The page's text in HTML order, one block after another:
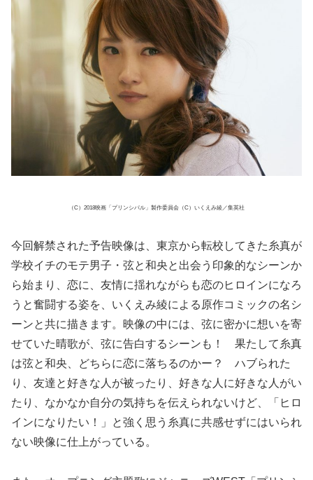
（C）2018映画「プリンシパル」製作委員会（C）いくえみ綾／集英社
今回解禁された予告映像は、東京から転校してきた糸真が
学校イチのモテ男子・弦と和央と出会う印象的なシーンか
ら始まり、恋に、友情に揺れながらも恋のヒロインになろ
うと奮闘する姿を、いくえみ綾による原作コミックの名シ
ーンと共に描きます。映像の中には、弦に密かに想いを寄
せていた晴歌が、弦に告白するシーンも！ 果たして糸真
は弦と和央、どちらに恋に落ちるのかー？ ハブられた
り、友達と好きな人が被ったり、好きな人に好きな人がい
たり、なかなか自分の気持ちを伝えられないけど、「ヒロ
インになりたい！」と強く思う糸真に共感せずにはいられ
ない映像に仕上がっている。